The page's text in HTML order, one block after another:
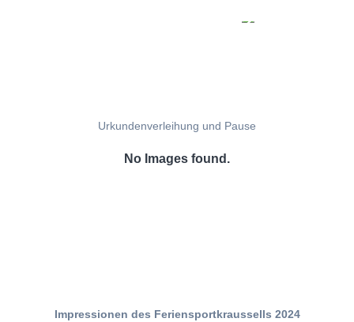
Urkundenverleihung und Pause
No Images found.
Impressionen des Feriensportkraussells 2024